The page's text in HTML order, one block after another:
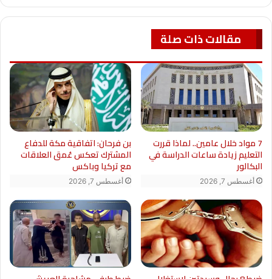
while (allEmbeds.length != 0) {
replaceOembedWithHtml(allEmbeds[0],
extractLinkFromOembed(allEmbeds[0]));
allEmbeds =
document.getElementsByTagName(“OEM
BED”);
}
setTimeout(function () {
loadfbApi();
}, 4000);
مقالات ذات صلة
7 مواد خلال عامين.. لماذا قررت
التعليم زيادة ساعات الدراسة في
البكالور
أغسطس 7, 2026
بن فرحان: اتفاقية مكة للدفاع
المشترك تعكس عُمق العلاقات
مع تركيا وباكس
أغسطس 7, 2026